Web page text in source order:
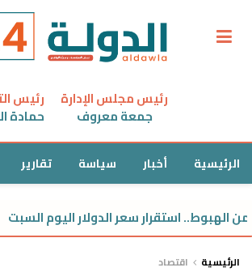
رئيس مجلس الإدارة
جمعة معروف
رئيس
حمادة
الرئيسية أخبار سياسة تقارير
استقرار سعر الدولار اليوم السبت
الرئيسية اقتصاد